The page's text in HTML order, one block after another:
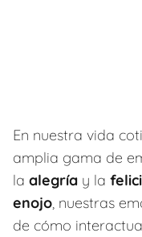
En nuestra vida
amplia gama de
la alegría y la
enojo , nuestras
de cómo